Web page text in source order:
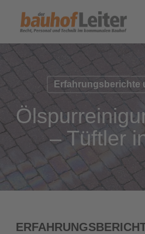
Erfahrungsberichte
– Tüftler